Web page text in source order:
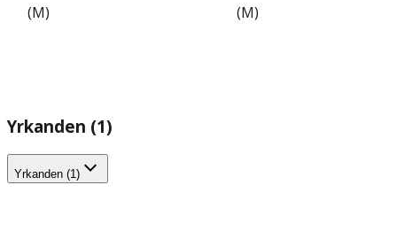
(M)
(M)
Yrkanden (1)
Yrkanden (1)